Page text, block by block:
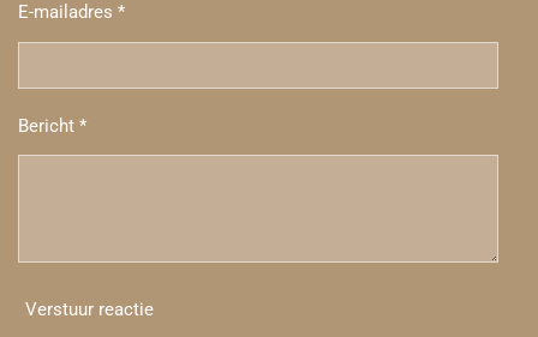
E-mailadres *
Bericht *
Verstuur reactie